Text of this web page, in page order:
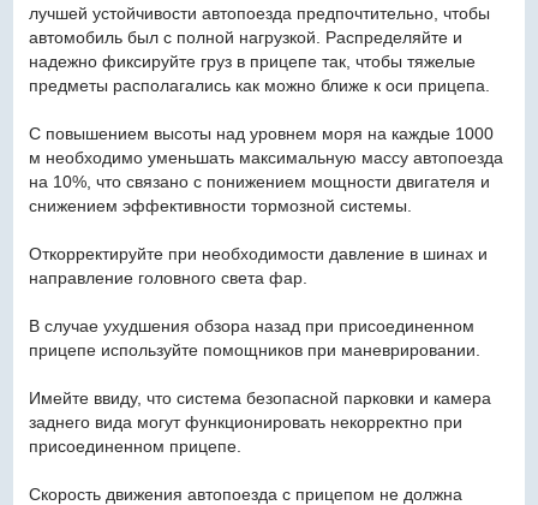
лучшей устойчивости автопоезда предпочтительно, чтобы
автомобиль был с полной нагрузкой. Распределяйте и
надежно фиксируйте груз в прицепе так, чтобы тяжелые
предметы располагались как можно ближе к оси прицепа.
С повышением высоты над уровнем моря на каждые 1000
м необходимо уменьшать максимальную массу автопоезда
на 10%, что связано с понижением мощности двигателя и
снижением эффективности тормозной системы.
Откорректируйте при необходимости давление в шинах и
направление головного света фар.
В случае ухудшения обзора назад при присоединенном
прицепе используйте помощников при маневрировании.
Имейте ввиду, что система безопасной парковки и камера
заднего вида могут функционировать некорректно при
присоединенном прицепе.
Скорость движения автопоезда с прицепом не должна